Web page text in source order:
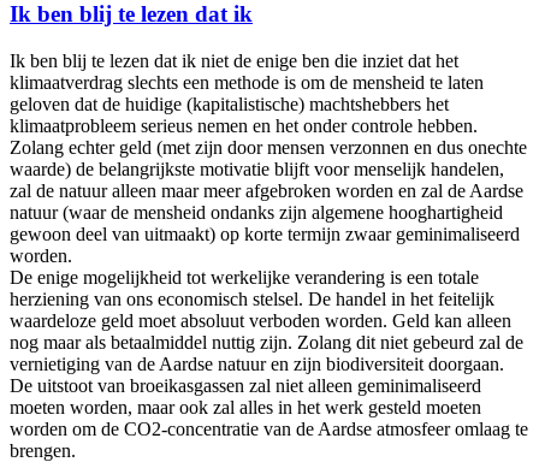
Ik ben blij te lezen dat ik
Ik ben blij te lezen dat ik niet de enige ben die inziet dat het
klimaatverdrag slechts een methode is om de mensheid te laten
geloven dat de huidige (kapitalistische) machtshebbers het
klimaatprobleem serieus nemen en het onder controle hebben.
Zolang echter geld (met zijn door mensen verzonnen en dus onechte
waarde) de belangrijkste motivatie blijft voor menselijk handelen,
zal de natuur alleen maar meer afgebroken worden en zal de Aardse
natuur (waar de mensheid ondanks zijn algemene hooghartigheid
gewoon deel van uitmaakt) op korte termijn zwaar geminimaliseerd
worden.
De enige mogelijkheid tot werkelijke verandering is een totale
herziening van ons economisch stelsel. De handel in het feitelijk
waardeloze geld moet absoluut verboden worden. Geld kan alleen
nog maar als betaalmiddel nuttig zijn. Zolang dit niet gebeurd zal de
vernietiging van de Aardse natuur en zijn biodiversiteit doorgaan.
De uitstoot van broeikasgassen zal niet alleen geminimaliseerd
moeten worden, maar ook zal alles in het werk gesteld moeten
worden om de CO2-concentratie van de Aardse atmosfeer omlaag te
brengen.